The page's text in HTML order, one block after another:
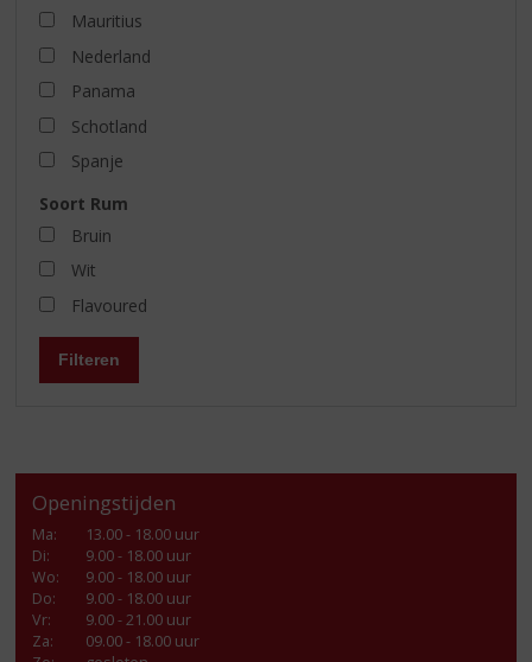
Mauritius
Nederland
Panama
Schotland
Spanje
Soort Rum
Bruin
Wit
Flavoured
Filteren
Openingstijden
Ma:
13.00 - 18.00 uur
Di:
9.00 - 18.00 uur
Wo:
9.00 - 18.00 uur
Do:
9.00 - 18.00 uur
Vr:
9.00 - 21.00 uur
Za:
09.00 - 18.00 uur